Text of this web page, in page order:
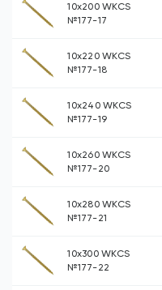
10х200 WKCS
№177-17
10х220 WKCS
№177-18
10х240 WKCS
№177-19
10х260 WKCS
№177-20
10х280 WKCS
№177-21
10х300 WKCS
№177-22